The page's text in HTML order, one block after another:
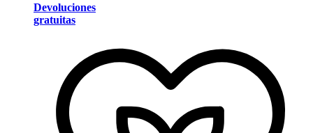
Devoluciones
gratuitas